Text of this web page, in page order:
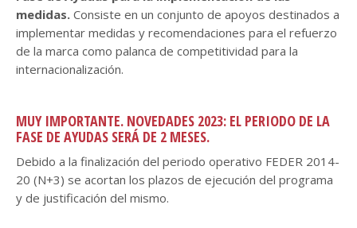
medidas. Consiste en un conjunto de apoyos destinados a
implementar medidas y recomendaciones para el refuerzo
de la marca como palanca de competitividad para la
internacionalización.
MUY IMPORTANTE. NOVEDADES 2023: EL PERIODO DE LA
FASE DE AYUDAS SERÁ DE 2 MESES.
Debido a la finalización del periodo operativo FEDER 2014-
20 (N+3) se acortan los plazos de ejecución del programa
y de justificación del mismo.